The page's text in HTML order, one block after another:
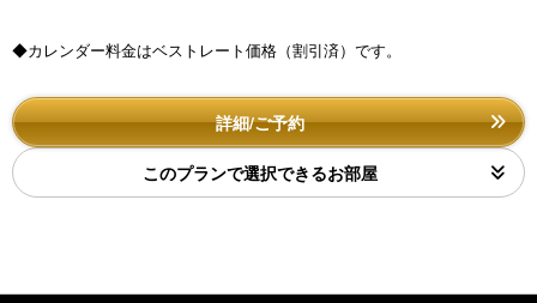
◆カレンダー料金はベストレート価格（割引済）です。
詳細/ご予約
このプランで選択できるお部屋